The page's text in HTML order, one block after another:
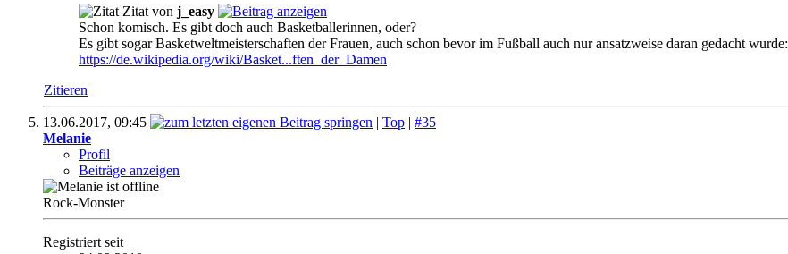
Zitat von j_easy
Schon komisch. Es gibt doch auch Basketballerinnen, oder?
Es gibt sogar Basketweltmeisterschaften der Frauen, auch schon bevor im Fußball auch nur ansatzweise daran gedacht wurde:
https://de.wikipedia.org/wiki/Basket...ften_der_Damen
Zitieren
13.06.2017, 09:45 | Top | #35
Melanie
Profil
Beiträge anzeigen
Rock-Monster
Registriert seit